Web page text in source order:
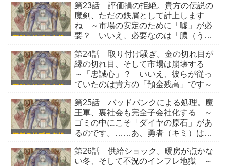
第23話 評価損の拒絶。貴方の伝説の
魔剣、ただの鉄屑として計上します
ね ～市場の安定のために「嘘」が必
要？ いいえ、必要なのは「膿（う
第24話 取り付け騒ぎ。金の切れ目が
縁の切れ目、そして市場は崩壊する
～「忠誠心」？ いいえ、彼らが従っ
ていたのは貴方の「預金残高」です～
第25話 バッドバンクによる処理。魔
王軍、裏社会も完全子会社化する ～
ゴミの中にこそ「ダイヤの原石」があ
るのです。……あ、勇者（キミ）は検
第26話 供給ショック。暖房が点かな
い冬、そして不況のインフレ地獄 ～